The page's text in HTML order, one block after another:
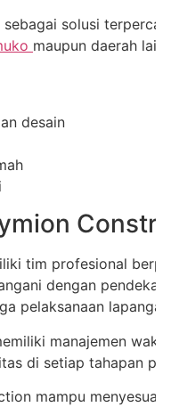
solusi
maupun daerah
desain
tim profesional
dengan
pelaksanaan lapangan.
manajemen
di setiap tahapan
mampu